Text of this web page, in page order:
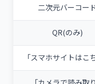
二次元バーコー
QR(のみ)
「スマホサイトはこ